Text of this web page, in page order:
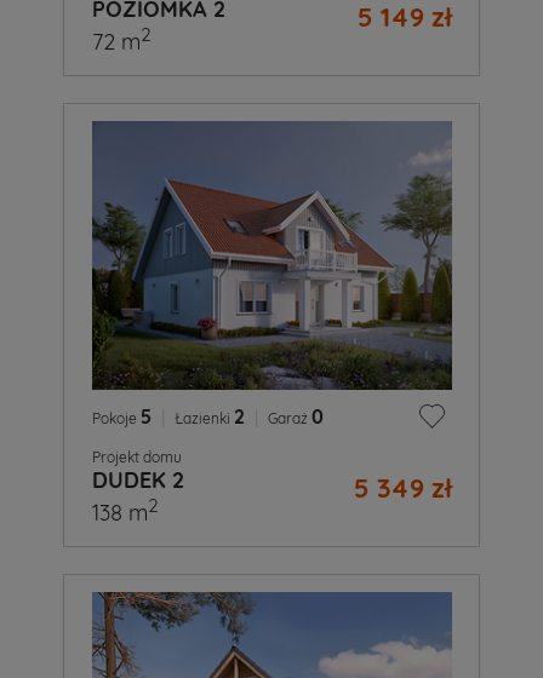
POZIOMKA 2 5 149 zł
72 m2
Pokoje 5 Łazienki 2 Garaż 0
Projekt domu
DUDEK 2 5 349 zł
138 m2